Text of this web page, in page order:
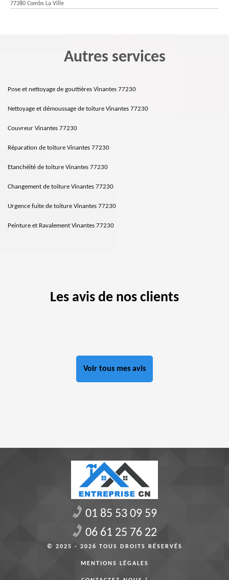
77380 Combs La Ville
Autres services
Pose et nettoyage de gouttières Vinantes 77230
Nettoyage et démoussage de toiture Vinantes 77230
Couvreur Vinantes 77230
Réparation de toiture Vinantes 77230
Etanchéité de toiture Vinantes 77230
Changement de toiture Vinantes 77230
Urgence fuite de toiture Vinantes 77230
Peinture et Ravalement Vinantes 77230
Les avis de nos clients
Voir tous mes avis
01 85 53 09 59
06 61 25 76 22
© 2025 - 2026 TOUS DROITS RÉSERVÉS
MENTIONS LÉGALES